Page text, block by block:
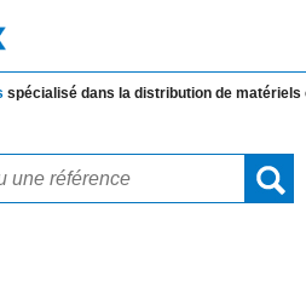
dans la distribution de matériels et